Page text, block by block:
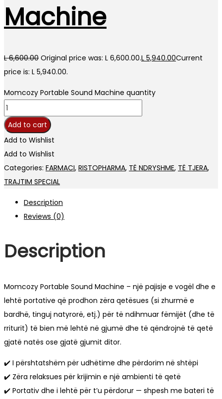
Machine
L6,600.00 Original price was: L 6,600.00.L 5,940.00Current
price is: L 5,940.00.
Momcozy Portable Sound Machine quantity
Add to cart
Add to Wishlist
Add to Wishlist
Categories: FARMACI, RISTOPHARMA, TË NDRYSHME, TË TJERA,
TRAJTIM SPECIAL
Description
Reviews (0)
Description
Momcozy Portable Sound Machine – një pajisje e vogël dhe e
lehtë portative që prodhon zëra qetësues (si zhurmë e
bardhë, tinguj natyrorë, etj.) për të ndihmuar fëmijët (dhe të
rriturit) të bien më lehtë në gjumë dhe të qëndrojnë të qetë
gjatë natës ose gjatë gjumit ditor.
✔️ I përshtatshëm për udhëtime dhe përdorim në shtëpi
✔️ Zëra relaksues për krijimin e një ambienti të qetë
✔️ Portativ dhe i lehtë për t’u përdorur — shpesh me bateri të